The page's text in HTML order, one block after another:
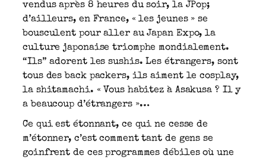
vendus après 8 heures du soir, la JPop;
d’ailleurs, en France, « les jeunes » se
bousculent pour aller au Japan Expo, la
culture japonaise triomphe mondialement.
“Ils” adorent les sushis. Les étrangers, sont
tous des back packers, ils aiment le cosplay,
la shitamachi. « Vous habitez à Asakusa ? Il y
a beaucoup d’étrangers »…
Ce qui est étonnant, ce qui ne cesse de
m’étonner, c’est comment tant de gens se
goinfrent de ces programmes débiles où une